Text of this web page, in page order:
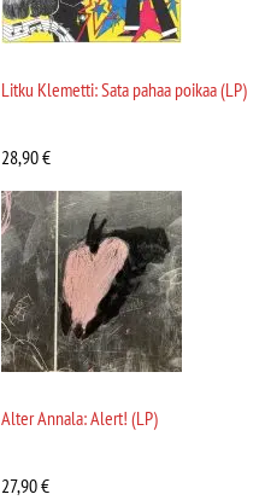
Litku Klemetti: Sata pahaa poikaa (LP)
28,90€
Alter Annala: Alert! (LP)
27,90€